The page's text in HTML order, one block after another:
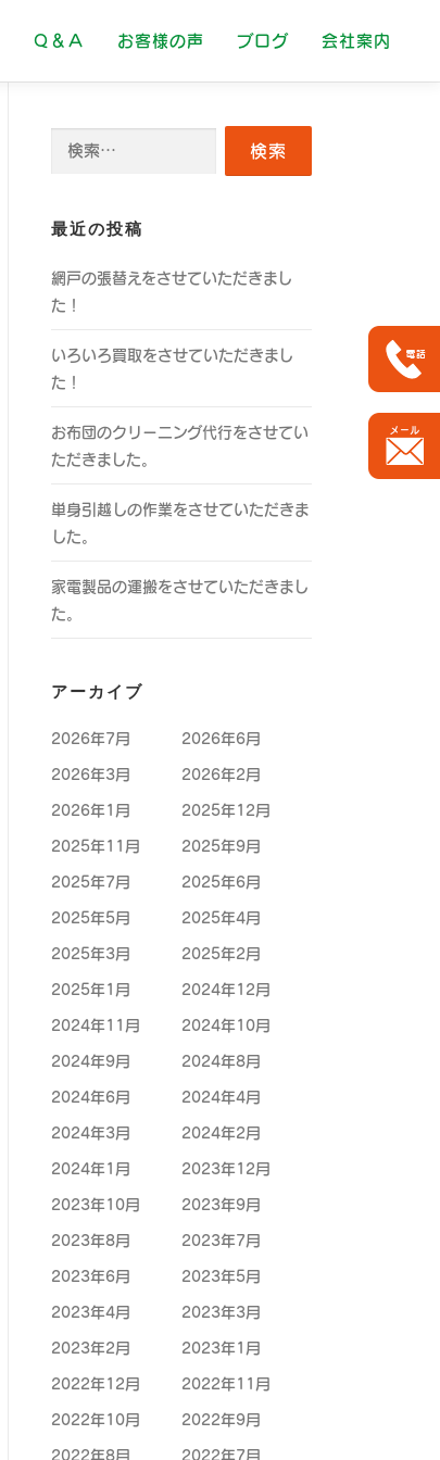
Ｑ＆Ａ お客様の声 ブログ 会社案内
最近の投稿
網戸の張替えをさせていただきまし
た！
いろいろ買取をさせていただきまし
た！
お布団のクリーニング代行をさせてい
ただきました。
単身引越しの作業をさせていただきま
した。
家電製品の運搬をさせていただきまし
た。
アーカイブ
2026年7月 2026年6月
2026年3月 2026年2月
2026年1月 2025年12月
2025年11月 2025年9月
2025年7月 2025年6月
2025年5月 2025年4月
2025年3月 2025年2月
2025年1月 2024年12月
2024年11月 2024年10月
2024年9月 2024年8月
2024年6月 2024年4月
2024年3月 2024年2月
2024年1月 2023年12月
2023年10月 2023年9月
2023年8月 2023年7月
2023年6月 2023年5月
2023年4月 2023年3月
2023年2月 2023年1月
2022年12月 2022年11月
2022年10月 2022年9月
2022年8月 2022年7月